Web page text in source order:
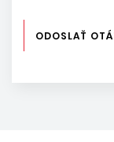
ODOSLAŤ